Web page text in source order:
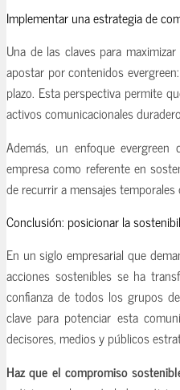
Implementar una estrategia de
Una de las claves para
apostar por contenidos
plazo. Esta perspectiva permite
activos comunicacionales
Además, un enfoque
empresa como referente en
de recurrir a mensajes temporales
Conclusión: posicionar la
En un siglo empresarial que
acciones sostenibles se ha
confianza de todos los grupos
clave para potenciar esta
decisores, medios y públicos
Haz que el compromiso